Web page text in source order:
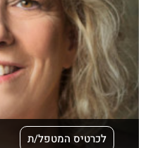
לכרטיס המטפל/ת